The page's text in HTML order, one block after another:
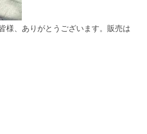
様、ありがとうございます。販売は